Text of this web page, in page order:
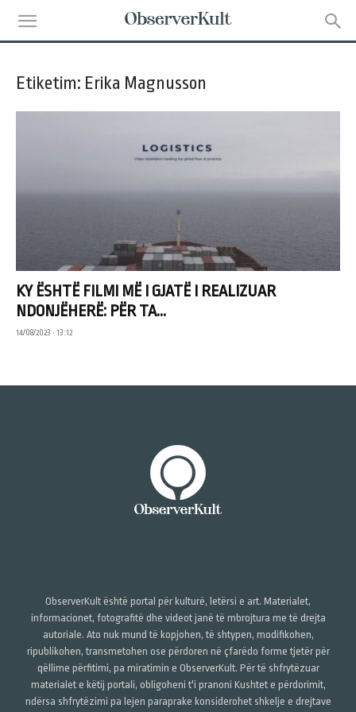
Etiketim: Erika Magnusson
KY ËSHTË FILMI MË I GJATË I REALIZUAR
NDONJËHERË: PËR TA...
14/08/2023 • 13:12
ObserverKult është portal për kulturë, letërsi e art. Materialet,
informacionet, fotografitë dhe videot janë të mbrojtura me të drejta
autoriale. Ato nuk mund të kopjohen, të shtypen, modifikohen,
ripublikohen, transmetohen ose përdoren në çfarëdo forme tjetër për
qëllime përfitimi, pa miratimin e ObserverKult. Për të shfrytëzuar
materialet e këtij portali, obligoheni t'i pranoni Kushtet e përdorimit,
ndërsa shfrytëzimi pa lejen paraprake konsiderohet shkelje e drejtave